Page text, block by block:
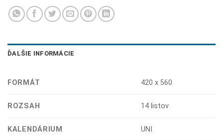
ĎALŠIE INFORMÁCIE
FORMÁT 420 x 560
ROZSAH 14 listov
KALENDÁRIUM UNI